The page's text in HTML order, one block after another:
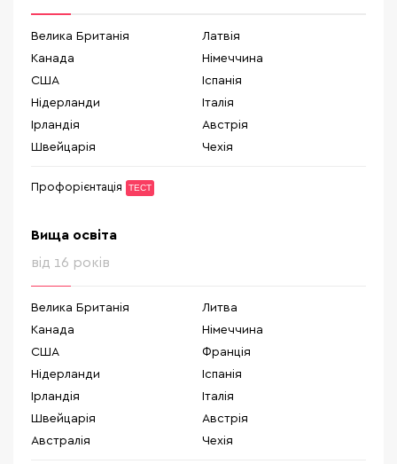
Велика Британія
Канада
США
Нідерланди
Ірландія
Швейцарія
Латвія
Німеччина
Іспанія
Італія
Австрія
Чехія
Профорієнтація ТЕСТ
Вища освіта
від 16 років
Велика Британія
Канада
США
Нідерланди
Ірландія
Швейцарія
Австралія
Литва
Німеччина
Франція
Іспанія
Італія
Австрія
Чехія